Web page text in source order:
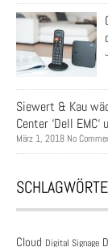
Siewert & Kau
Center ‘Dell
März 1, 2018 No
Cloud Digital Signage